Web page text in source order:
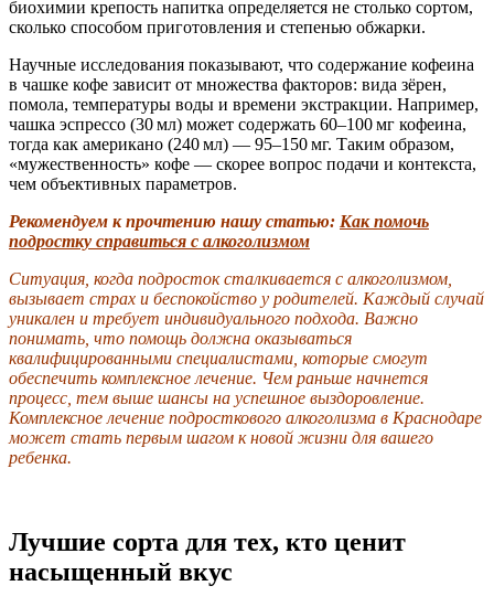
биохимии крепость напитка определяется не столько сортом,
сколько способом приготовления и степенью обжарки.
Научные исследования показывают, что содержание кофеина
в чашке кофе зависит от множества факторов: вида зёрен,
помола, температуры воды и времени экстракции. Например,
чашка эспрессо (30 мл) может содержать 60–100 мг кофеина,
тогда как американо (240 мл) — 95–150 мг. Таким образом,
«мужественность» кофе — скорее вопрос подачи и контекста,
чем объективных параметров.
Рекомендуем к прочтению нашу статью: Как помочь
подростку справиться с алкоголизмом
Ситуация, когда подросток сталкивается с алкоголизмом,
вызывает страх и беспокойство у родителей. Каждый случай
уникален и требует индивидуального подхода. Важно
понимать, что помощь должна оказываться
квалифицированными специалистами, которые смогут
обеспечить комплексное лечение. Чем раньше начнется
процесс, тем выше шансы на успешное выздоровление.
Комплексное лечение подросткового алкоголизма в Краснодаре
может стать первым шагом к новой жизни для вашего
ребенка.
Лучшие сорта для тех, кто ценит
насыщенный вкус